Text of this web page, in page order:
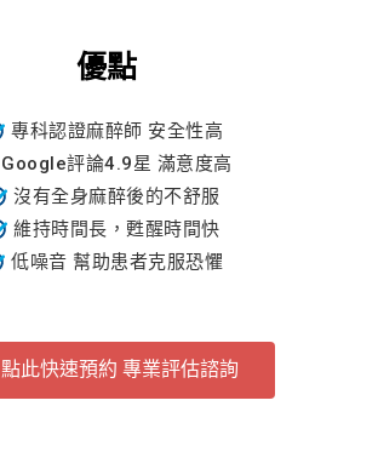
優點
專科認證麻醉師 安全性高
Google評論4.9星 滿意度高
沒有全身麻醉後的不舒服
維持時間長，甦醒時間快
低噪音 幫助患者克服恐懼
點此快速預約 專業評估諮詢